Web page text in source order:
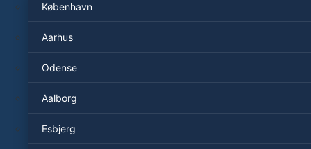
København
Aarhus
Odense
Aalborg
Esbjerg